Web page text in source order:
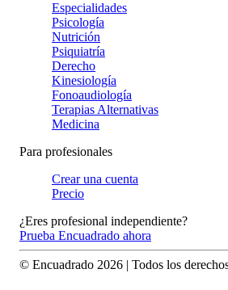
Especialidades
Psicología
Nutrición
Psiquiatría
Derecho
Kinesiología
Fonoaudiología
Terapias Alternativas
Medicina
Para profesionales
Crear una cuenta
Precio
¿Eres profesional independiente?
Prueba Encuadrado ahora
© Encuadrado 2026 | Todos los